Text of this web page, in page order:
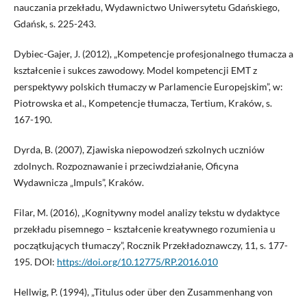
nauczania przekładu, Wydawnictwo Uniwersytetu Gdańskiego,
Gdańsk, s. 225-243.
Dybiec-Gajer, J. (2012), „Kompetencje profesjonalnego tłumacza a
kształcenie i sukces zawodowy. Model kompetencji EMT z
perspektywy polskich tłumaczy w Parlamencie Europejskim”, w:
Piotrowska et al., Kompetencje tłumacza, Tertium, Kraków, s.
167-190.
Dyrda, B. (2007), Zjawiska niepowodzeń szkolnych uczniów
zdolnych. Rozpoznawanie i przeciwdziałanie, Oficyna
Wydawnicza „Impuls”, Kraków.
Filar, M. (2016), „Kognitywny model analizy tekstu w dydaktyce
przekładu pisemnego – kształcenie kreatywnego rozumienia u
początkujących tłumaczy”, Rocznik Przekładoznawczy, 11, s. 177-
195. DOI: https://doi.org/10.12775/RP.2016.010
Hellwig, P. (1994), „Titulus oder über den Zusammenhang von